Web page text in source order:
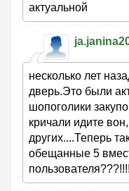
актуальной
несколько лет
дверь.Это были
шопоголики
кричали идите
других....Теперь
обещанные 5
пользователя???!!!!